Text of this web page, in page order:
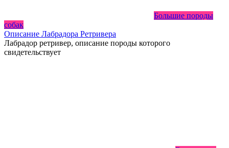
Большие породы
собак
Описание Лабрадора Ретривера
Лабрадор ретривер, описание породы которого
свидетельствует